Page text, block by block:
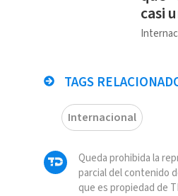
casi
TAGS
Internacional
Queda prohibida la
parcial del contenido
que es propiedad de